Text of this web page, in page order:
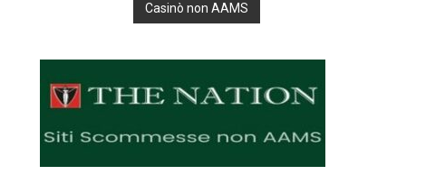
Casinò non AAMS